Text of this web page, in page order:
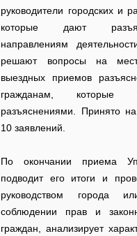
руководители городских и
которые дают
направлениям
решают вопросы на
выездных приемов
гражданам, которые
разъяснениями. Принято
10 заявлений.
По окончании приема
подводит его итоги и
руководством города
соблюдении прав и
граждан, анализирует